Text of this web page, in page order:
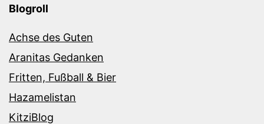
Blogroll
Achse des Guten
Aranitas Gedanken
Fritten, Fußball & Bier
Hazamelistan
KitziBlog